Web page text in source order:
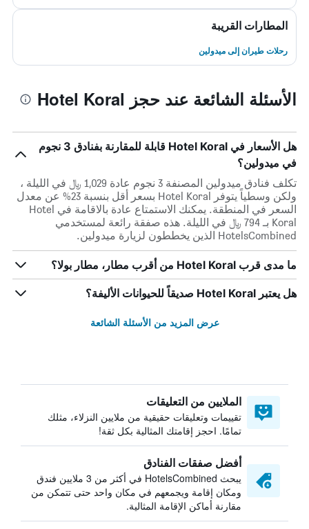
المطارات القريبة
رحلات طيران إلى ميدولين
الأسئلة الشائعة عند حجز Hotel Koral
هل الأسعار في Hotel Koral قابلة للمقارنة بفنادق 3 نجوم
في ميدولين؟
تكلف فنادق ميدولين المصنفة 3 نجوم عادة 1,029 ﷼ في الليلة ،
ولكن وسطياً يتوفر Hotel Koral بسعر أقل بنسبة 23% عن معدل
السعر في المنطقة. يمكنك الاستمتاع عادة بالاقامة في Hotel
Koral بـ 794 ﷼ في الليلة. هذه صفقة رائعة لمستخدمي
HotelsCombined الذين يخططون لزيارة ميدولين.
ما مدى قرب Hotel Koral من أقرب مطار، مطار بولا؟
هل يعتبر Hotel Koral صديقاً للحيوانات الأليفة؟
عرض المزيد من الأسئلة الشائعة
الملايين من التعليقات
تقييمات وتعليقات حقيقية من ملايين النزلاء، مثلك
تمامًا. احجز إقامتك المثالية بكل ثقة!
أفضل صفقات الفنادق
يبحث HotelsCombined في أكثر من 3 ملايين فندق
ومكان إقامة ويجمعهم في مكان واحد حتى تتمكن من
مقارنة أماكن الإقامة المثالية.